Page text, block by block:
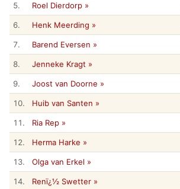
5. Roel Dierdorp »
6. Henk Meerding »
7. Barend Eversen »
8. Jenneke Kragt »
9. Joost van Doorne »
10. Huib van Santen »
11. Ria Rep »
12. Herma Harke »
13. Olga van Erkel »
14. Renï¿½ Swetter »